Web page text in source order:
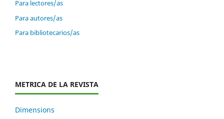
Para lectores/as
Para autores/as
Para bibliotecarios/as
METRICA DE LA REVISTA
Dimensions